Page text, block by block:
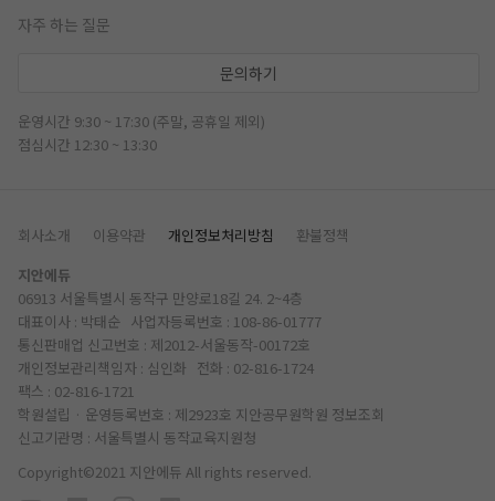
자주 하는 질문
문의하기
운영시간 9:30 ~ 17:30 (주말, 공휴일 제외)
점심시간 12:30 ~ 13:30
회사소개 이용약관 개인정보처리방침
환불정책
지안에듀
06913 서울특별시 동작구 만양로18길 24. 2~4층
대표이사 : 박태순 사업자등록번호 : 108-86-01777
통신판매업 신고번호 : 제2012-서울동작-00172호
개인정보관리책임자 : 심인화 전화 : 02-816-1724
팩스 : 02-816-1721
학원설립 · 운영등록번호 : 제2923호 지안공무원학원 정보조회
신고기관명 : 서울특별시 동작교육지원청
Copyright©2021 지안에듀 All rights reserved.